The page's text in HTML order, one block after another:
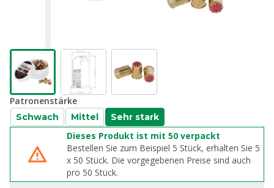
Patronenstärke
Schwach Mittel Sehr stark
Dieses Produkt ist mit 50 verpackt
Bestellen Sie zum Beispiel 5 Stück, erhalten Sie 5
x 50 Stück. Die vorgegebenen Preise sind auch
pro 50 Stück.